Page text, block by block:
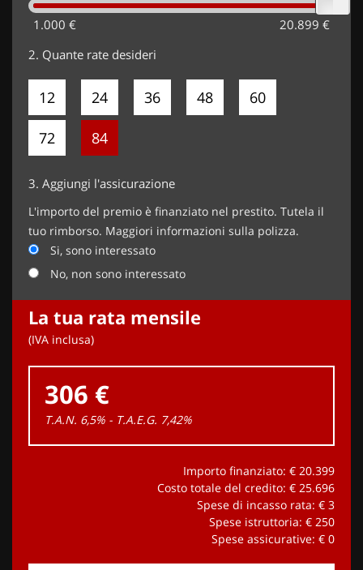
1.000 € 20.899 €
2. Quante rate desideri
12 24 36 48 60
72 84
3. Aggiungi l'assicurazione
L'importo del premio è finanziato nel prestito. Tutela il
tuo rimborso. Maggiori informazioni sulla polizza.
Si, sono interessato
No, non sono interessato
La tua rata mensile
(IVA inclusa)
306 €
T.A.N. 6,5% - T.A.E.G. 7,42%
Importo finanziato: € 20.399
Costo totale del credito: € 25.696
Spese di incasso rata: € 3
Spese istruttoria: € 250
Spese assicurative: € 0